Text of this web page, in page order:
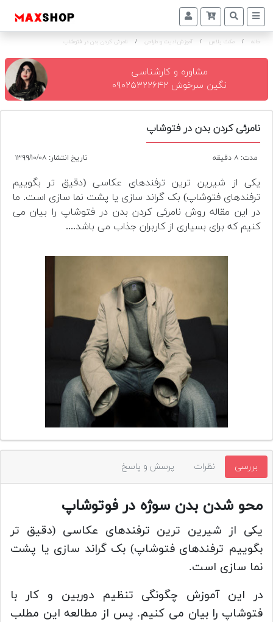
دوربین
و
تجهیزات
و
اکسسوری
دست
دوم
خرید
اقساطی
دوربین
بله
خانه / مکث پلاس / آموزش ادیت و طراحی / نامرئی کردن بدن در فتوشاپ
مشاوره و کارشناسی
نگین سرخوش ۰۹۰۲۵۳۲۲۶۴۲
نامرئی کردن بدن در فتوشاپ
مدت: ۸ دقیقه تاریخ انتشار: ۱۳۹۹/۱۰/۰۸
یکی از شیرین ترین ترفندهای عکاسی (دقیق تر بگوییم
ترفندهای فتوشاپ) بک گراند سازی یا پشت نما سازی است. ما
در این مقاله روش نامرئی کردن بدن در فتوشاپ را بیان می
کنیم که برای بسیاری از کاربران جذاب می باشد....
بررسی نظرات پرسش و پاسخ
محو شدن بدن سوژه در فوتوشاپ
یکی از شیرین ترین ترفندهای عکاسی (دقیق تر
بگوییم ترفندهای فتوشاپ) بک گراند سازی یا پشت
نما سازی است.
در این آموزش چگونگی تنظیم دوربین و کار با
فتوشاپ را بیان می کنیم. پس از مطالعه این مطلب